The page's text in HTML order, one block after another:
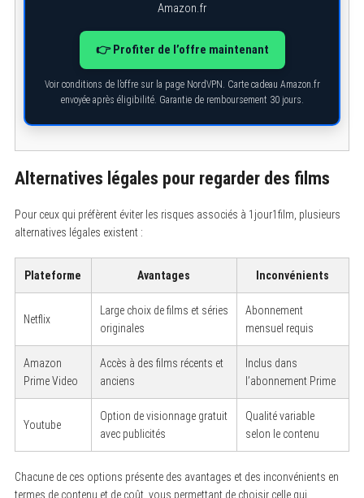
Amazon.fr
👉 Profiter de l’offre maintenant
Voir conditions de l’offre sur la page NordVPN. Carte cadeau Amazon.fr
envoyée après éligibilité. Garantie de remboursement 30 jours.
Alternatives légales pour regarder des films
Pour ceux qui préfèrent éviter les risques associés à 1jour1film, plusieurs
alternatives légales existent :
Plateforme Avantages Inconvénients
Netflix
Large choix de films et séries
originales
Abonnement
mensuel requis
Amazon
Prime Video
Accès à des films récents et
anciens
Inclus dans
l’abonnement Prime
Youtube
Option de visionnage gratuit
avec publicités
Qualité variable
selon le contenu
Chacune de ces options présente des avantages et des inconvénients en
termes de contenu et de coût, vous permettant de choisir celle qui